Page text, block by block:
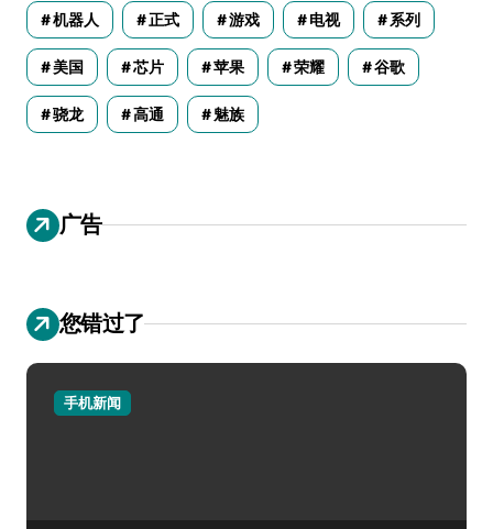
机器人 正式 游戏 电视 系列
美国 芯片 苹果 荣耀 谷歌
骁龙 高通 魅族
广告
您错过了
手机新闻